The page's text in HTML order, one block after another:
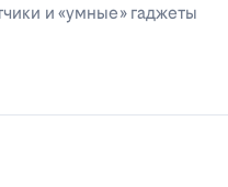
и «умные» гаджеты